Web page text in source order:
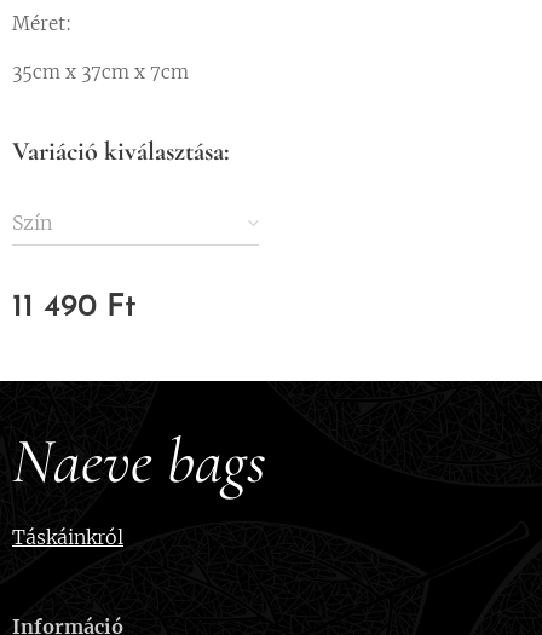
Méret:
35cm x 37cm x 7cm
Variáció kiválasztása:
Szín
11 490 Ft
Naeve bags
Táskáinkról
Információ